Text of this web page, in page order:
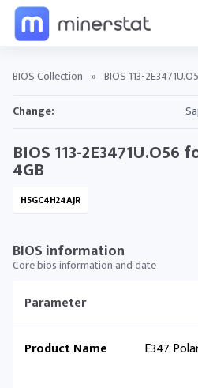
BIOS Collection » BIOS 113-
Change:
BIOS 113-2E3471U.O56
4GB
H5GC4H24AJR
BIOS information
Core bios information and date
Parameter
Product Name
E347